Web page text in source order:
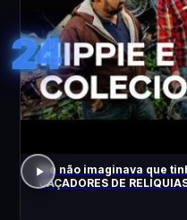
24
Ele não imaginava que
CAÇADORES DE